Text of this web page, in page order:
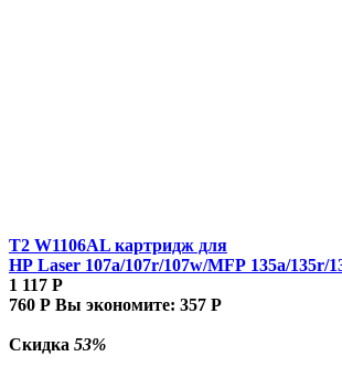
T2 W1106AL картридж для
HP Laser 107a/107r/107w/MFP 135a/135r/
1 117 Р
760 Р Вы экономите: 357 Р
Скидка 53%